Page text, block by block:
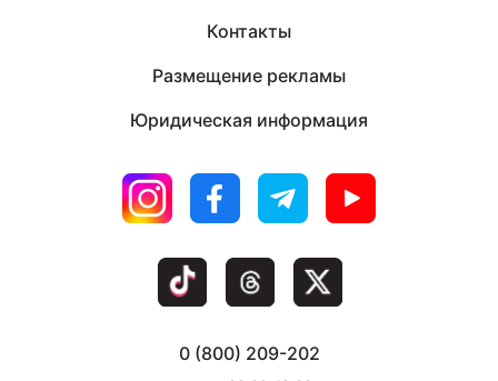
Контакты
Размещение рекламы
Юридическая информация
0 (800) 209-202